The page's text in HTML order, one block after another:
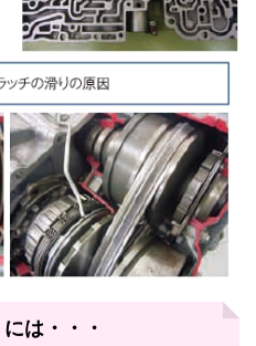
には・・・